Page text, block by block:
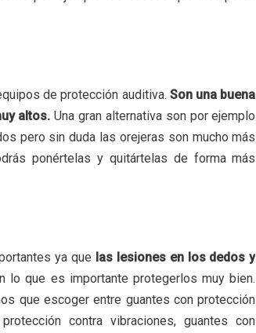
de protección auditiva. Son una buena
altos. Una gran alternativa son por ejemplo
pero sin duda las orejeras son mucho más
ponértelas y quitártelas de forma más
ya que las lesiones en los dedos y
lo que es importante protegerlos muy bien.
que escoger entre guantes con protección
contra vibraciones, guantes con